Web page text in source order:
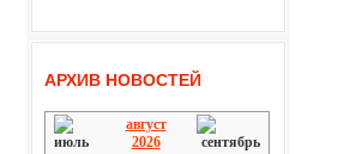
АРХИВ НОВОСТЕЙ
август
2026